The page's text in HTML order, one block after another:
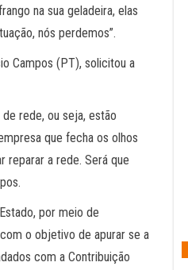
na sua geladeira, elas
nós perdemos”.
Campos (PT), solicitou a
rede, ou seja, estão
que fecha os olhos
reparar a rede. Será que
por meio de
o objetivo de apurar se a
com a Contribuição